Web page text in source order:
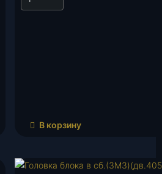
В корзину